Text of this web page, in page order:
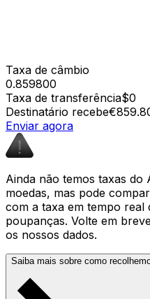
Taxa de câmbio
0.859800
Taxa de transferência$0
Destinatário recebe
Enviar agora
Ainda não temos taxas do
moedas, mas pode
com a taxa em tempo real
poupanças. Volte em
os nossos dados.
Saiba mais sobre como